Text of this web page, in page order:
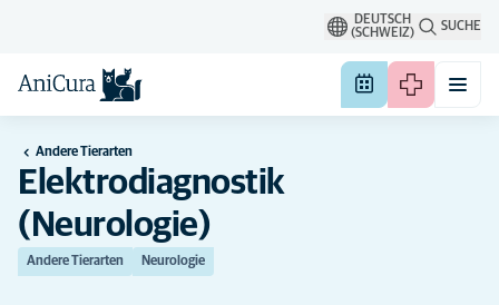
DEUTSCH
(SCHWEIZ)
SUCHE
Andere Tierarten
Elektrodiagnostik
(Neurologie)
Andere Tierarten Neurologie